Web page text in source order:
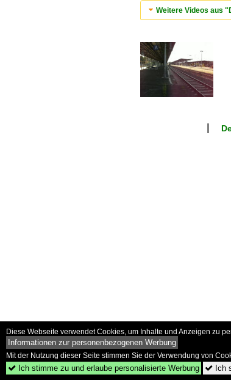
Weitere Videos aus
Diese Webseite verwendet Cookies, um Inhalte und Anzeigen zu
Informationen zur personenbezogenen Werbung
Mit der Nutzung dieser Seite stimmen Sie der Verwendung von
 Ich stimme zu und erlaube personalisierte Werbung  Ich